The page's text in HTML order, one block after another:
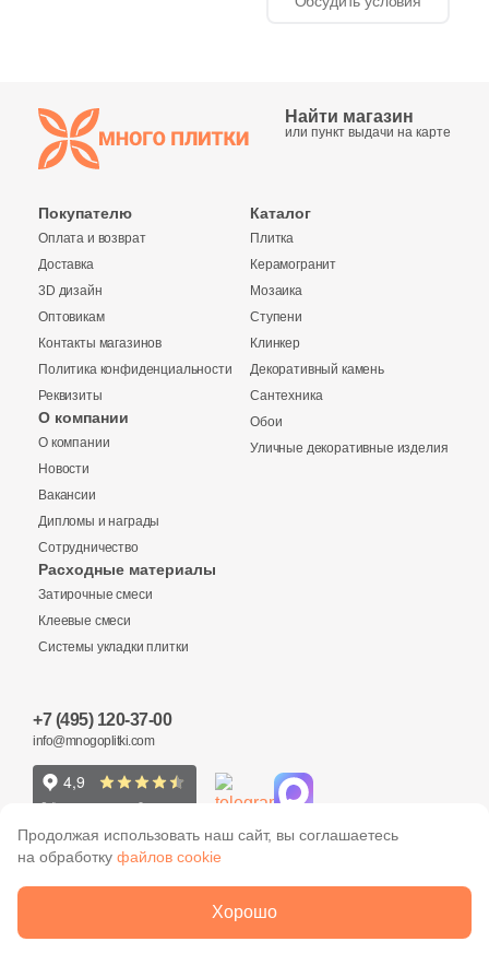
Купить в 1 клик
Количество
Минимальная сумма заказа
Ваше имя
Заявка на бесплатный 3D дизайн
Телефон
Обратная связь
Ваше имя
Найти магазин
или пункт выдачи на карте
Покупателю
Оплата и возврат
Доставка
3D дизайн
Оптовикам
Контакты магазинов
Политика конфиденциальности
Реквизиты
О компании
О компании
Новости
Вакансии
Дипломы и награды
Сотрудничество
Расходные материалы
Затирочные смеси
Клеевые смеси
Системы укладки плитки
Каталог
Плитка
Керамогранит
Мозаика
Ступени
Клинкер
Декоративный камень
Сантехника
Обои
Уличные декоративные изделия
+7 (495) 120-37-00
info@mnogoplitki.com
2005-2026 © Много плитки. Цены и информация,
Продолжая использовать наш сайт, вы соглашаетесь
на обработку файлов cookie
Хорошо